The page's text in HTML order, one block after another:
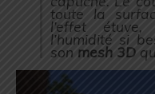
toute la
l’effet
l’humidité si
son mesh 3D